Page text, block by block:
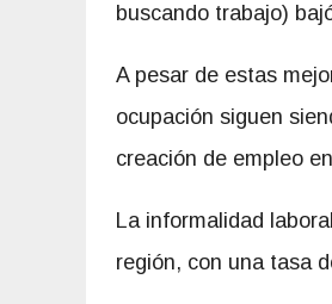
buscando trabajo)
A pesar de estas
ocupación siguen
creación de empleo
La informalidad
región, con una tasa